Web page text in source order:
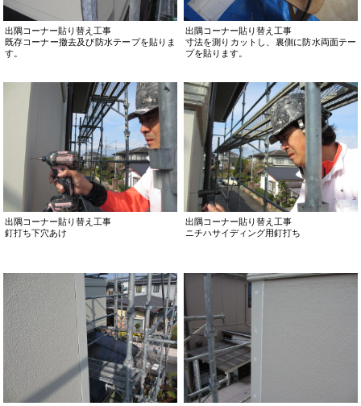
出隅コーナー貼り替え工事
既存コーナー撤去及び防水テープを貼りま
す。
出隅コーナー貼り替え工事
寸法を測りカットし、裏側に防水両面テー
プを貼ります。
出隅コーナー貼り替え工事
釘打ち下穴あけ
出隅コーナー貼り替え工事
ニチハサイディング用釘打ち